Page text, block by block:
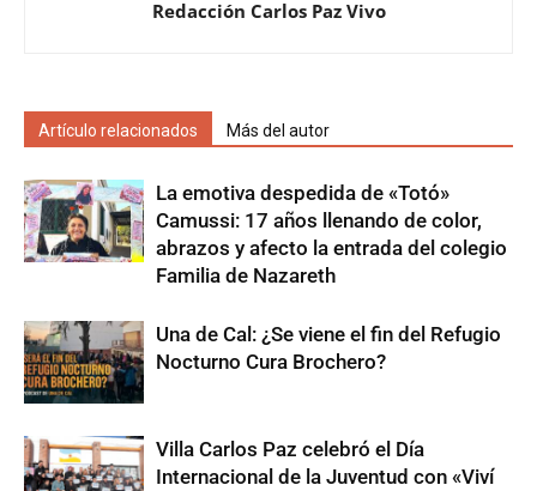
Redacción Carlos Paz Vivo
Artículo relacionados Más del autor
La emotiva despedida de «Totó»
Camussi: 17 años llenando de color,
abrazos y afecto la entrada del colegio
Familia de Nazareth
Una de Cal: ¿Se viene el fin del Refugio
Nocturno Cura Brochero?
Villa Carlos Paz celebró el Día
Internacional de la Juventud con «Viví